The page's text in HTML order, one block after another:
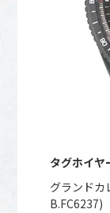
タグホイヤ
グランドカ
B.FC6237)